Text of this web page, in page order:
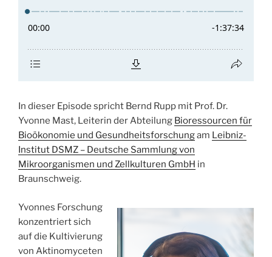
In dieser Episode spricht Bernd Rupp mit Prof. Dr.
Yvonne Mast, Leiterin der Abteilung Bioressourcen für
Bioökonomie und Gesundheitsforschungam Leibniz-
Institut DSMZ – Deutsche Sammlung von
Mikroorganismen und Zellkulturen GmbH in
Braunschweig.
Yvonnes Forschung
konzentriert sich
auf die Kultivierung
von Aktinomyceten